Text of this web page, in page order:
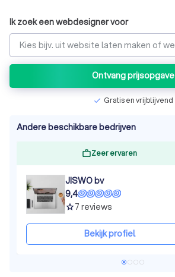
Ik zoek een webdesigner voor
Ontvang prijsopgave
check Gratis en vrijblijvend
Andere beschikbare bedrijven
Zeer ervaren
JISWO bv
9,4
grade7 reviews
Bekijk profiel